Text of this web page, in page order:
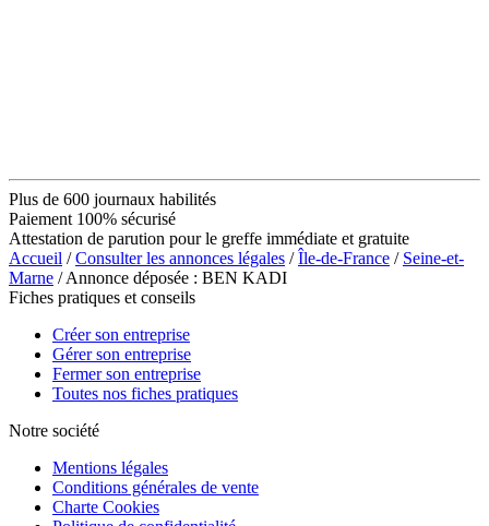
Plus de 600 journaux habilités
Paiement 100% sécurisé
Attestation de parution pour le greffe immédiate et gratuite
Accueil /Consulter les annonces légales /Île-de-France / Seine-et-
Marne / Annonce déposée : BEN KADI
Fiches pratiques et conseils
Créer son entreprise
Gérer son entreprise
Fermer son entreprise
Toutes nos fiches pratiques
Notre société
Mentions légales
Conditions générales de vente
Charte Cookies